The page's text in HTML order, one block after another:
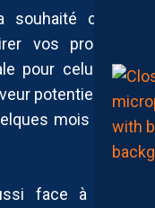
cette
vos propres
pour celui qui
potentiel, par
mois plus
face à une